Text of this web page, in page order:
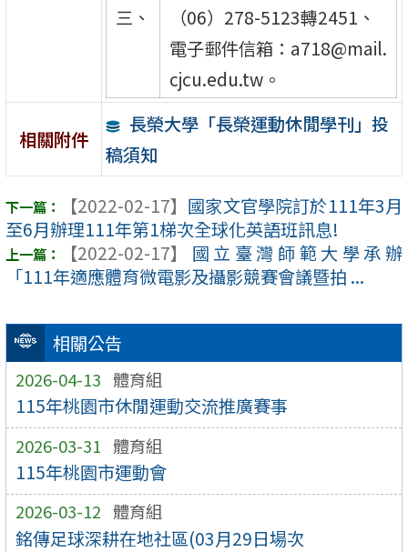
相關公告
2026-04-13 體育組
115年桃園市休閒運動交流推廣賽事
2026-03-31 體育組
115年桃園市運動會
2026-03-12 體育組
銘傳足球深耕在地社區(03月29日場次
三、
（06）278-5123轉2451、
電子郵件信箱：a718@mail.
cjcu.edu.tw。
相關附件
長榮大學「長榮運動休閒學刊」投
稿須知
【2022-02-17】 國家文官學院訂於111年3月
至6月辦理111年第1梯次全球化英語班訊息!
【2022-02-17】
國立臺灣師範大學承辦
「111年適應體育微電影及攝影競賽會議暨拍 ...